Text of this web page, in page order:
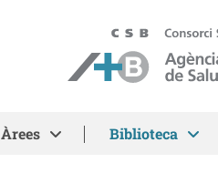
ASPB - Agència de
Àrees Biblioteca